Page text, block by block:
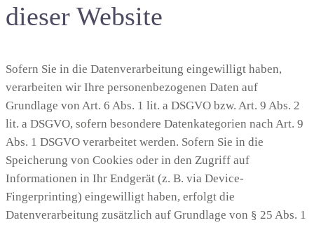
dieser Website
Sofern Sie in die Datenverarbeitung eingewilligt haben,
verarbeiten wir Ihre personenbezogenen Daten auf
Grundlage von Art. 6 Abs. 1 lit. a DSGVO bzw. Art. 9 Abs. 2
lit. a DSGVO, sofern besondere Datenkategorien nach Art. 9
Abs. 1 DSGVO verarbeitet werden. Sofern Sie in die
Speicherung von Cookies oder in den Zugriff auf
Informationen in Ihr Endgerät (z. B. via Device-
Fingerprinting) eingewilligt haben, erfolgt die
Datenverarbeitung zusätzlich auf Grundlage von § 25 Abs. 1